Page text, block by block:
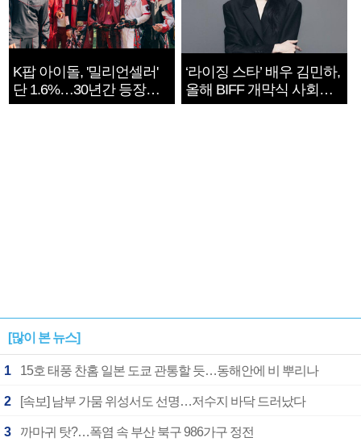
K팝 아이돌, '밀리언셀러'
단 1.6%…30년간 등장
1182개팀 전수조사
‘라이징 스타’ 배우 김민하,
올해 BIFF 개막식 사회자
확정
[많이 본 뉴스]
1 15호 태풍 찬홈 일본 도쿄 관통할 듯…동해안에 비 뿌리나
2 [속보] 남부 가뭄 위성서도 선명…저수지 바닥 드러났다
3 까마귀 탓?…폭염 속 부산 북구 986가구 정전